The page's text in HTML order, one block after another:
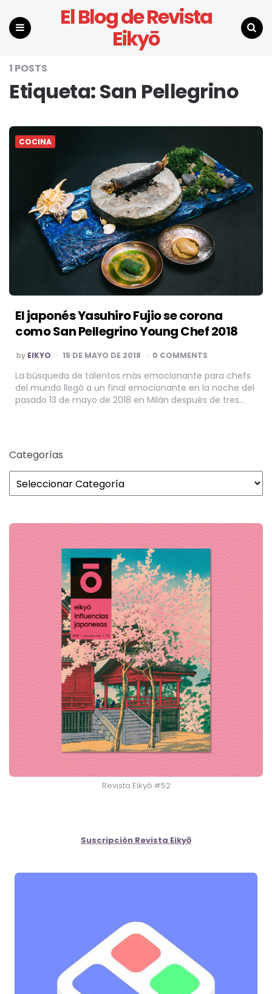
El Blog de Revista
Eikyō
1 POSTS
Etiqueta:San Pellegrino
COCINA
El japonés Yasuhiro Fujio se corona
como San Pellegrino Young Chef 2018
POSTED
BY
by EIKYO 15 DE MAYO DE 2018 0 COMMENTS
La búsqueda de talentos más emocionante para chefs
del mundo llegó a un final emocionante en la noche del
pasado 13 de mayo de 2018 en Milán después de tres…
Categorías
Revista Eikyō #52
Suscripción Revista Eikyō